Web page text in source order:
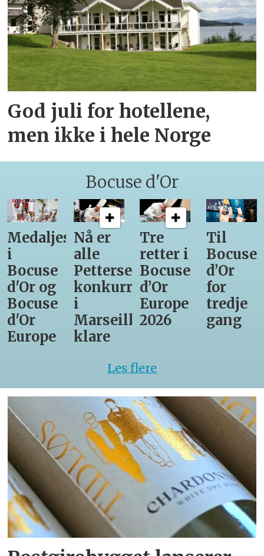
God juli for hotellene,
men ikke i hele Norge
Bocuse d'Or
Medaljestatistikk
i
Bocuse
d'Or og
Bocuse
d'Or
Europe
Nå er
alle
Pettersens
konkurrenter
i
Marseille
klare
Tre
retter i
Bocuse
d’Or
Europe
2026
Til
Bocuse
d’Or
for
tredje
gang
Les flere